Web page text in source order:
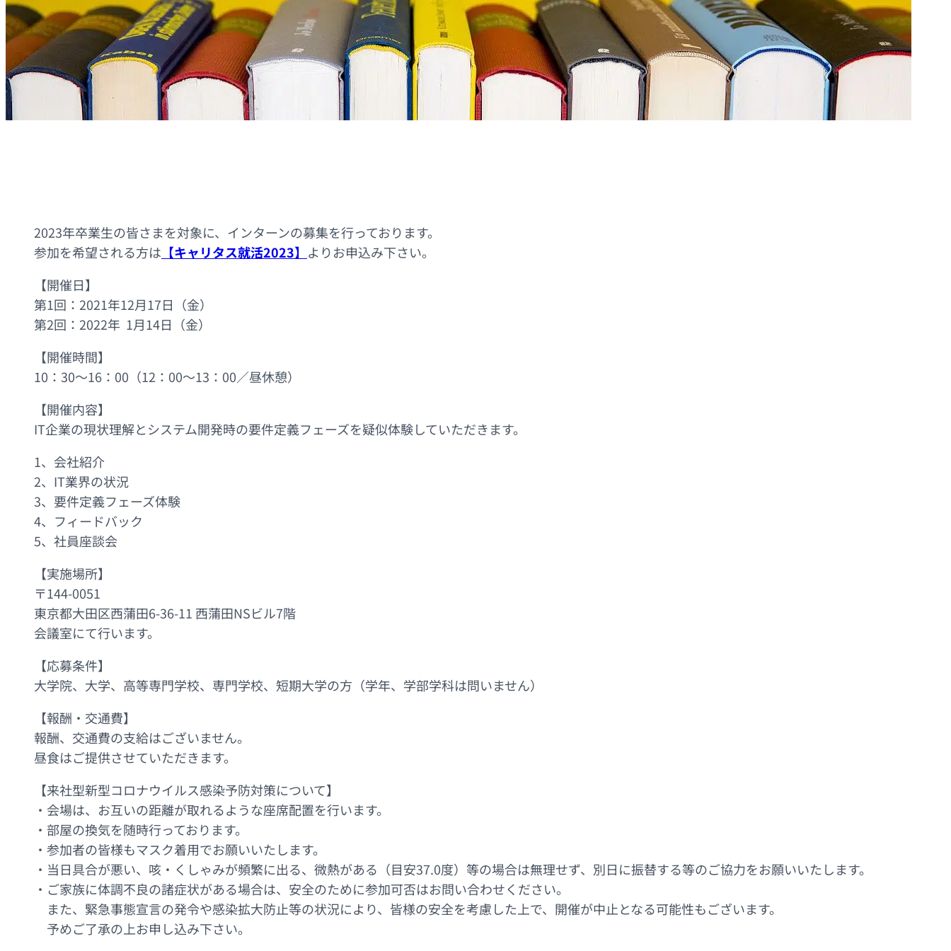
2023年卒業生の皆さまを対象に、インターンの募集を行っております。
参加を希望される方は 【キャリタス就活2023】 よりお申込み下さい。
【開催日】
第1回：2021年12月17日（金）
第2回：2022年 1月14日（金）
【開催時間】
10：30～16：00（12：00～13：00／昼休憩）
【開催内容】
IT企業の現状理解とシステム開発時の要件定義フェーズを疑似体験していただきます。
1、会社紹介
2、IT業界の状況
3、要件定義フェーズ体験
4、フィードバック
5、社員座談会
【実施場所】
〒144-0051
東京都大田区西蒲田6-36-11 西蒲田NSビル7階
会議室にて行います。
【応募条件】
大学院、大学、高等専門学校、専門学校、短期大学の方（学年、学部学科は問いません）
【報酬・交通費】
報酬、交通費の支給はございません。
昼食はご提供させていただきます。
【来社型新型コロナウイルス感染予防対策について】
・会場は、お互いの距離が取れるような座席配置を行います。
・部屋の換気を随時行っております。
・参加者の皆様もマスク着用でお願いいたします。
・当日具合が悪い、咳・くしゃみが頻繁に出る、微熱がある（目安37.0度）等の場合は無理せず、別日に振替する等のご協力をお願いいたします。
・ご家族に体調不良の諸症状がある場合は、安全のために参加可否はお問い合わせください。
また、緊急事態宣言の発令や感染拡大防止等の状況により、皆様の安全を考慮した上で、開催が中止となる可能性もございます。
予めご了承の上お申し込み下さい。